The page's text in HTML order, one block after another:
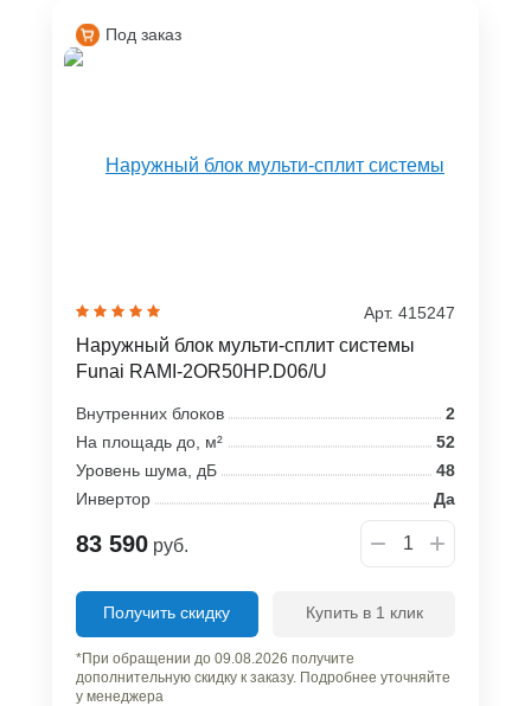
Под заказ
Арт. 415247
Наружный блок мульти-сплит системы
Funai RAMI-2OR50HP.D06/U
Внутренних блоков
2
На площадь до, м²
52
Уровень шума, дБ
48
Инвертор
Да
83 590 руб.
Получить скидку Купить в 1 клик
*При обращении до 09.08.2026 получите
дополнительную скидку к заказу. Подробнее уточняйте
у менеджера